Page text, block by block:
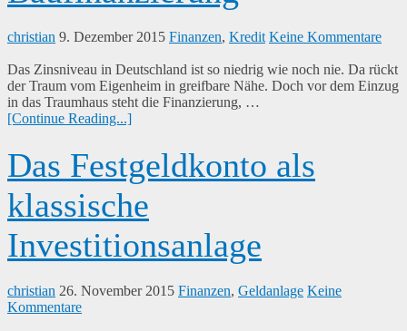
christian 9. Dezember 2015 Finanzen, Kredit Keine Kommentare
Das Zinsniveau in Deutschland ist so niedrig wie noch nie. Da rückt
der Traum vom Eigenheim in greifbare Nähe. Doch vor dem Einzug
in das Traumhaus steht die Finanzierung, …
[Continue Reading...]
Das Festgeldkonto als
klassische
Investitionsanlage
christian 26. November 2015 Finanzen, Geldanlage Keine
Kommentare